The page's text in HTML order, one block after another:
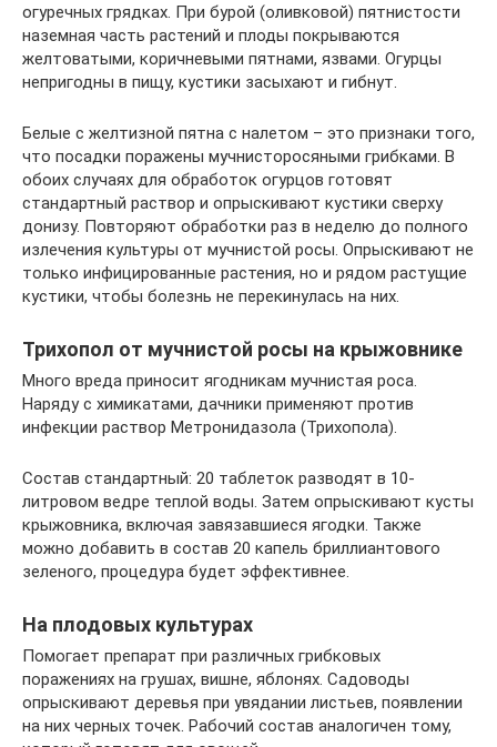
огуречных грядках. При бурой (оливковой) пятнистости
наземная часть растений и плоды покрываются
желтоватыми, коричневыми пятнами, язвами. Огурцы
непригодны в пищу, кустики засыхают и гибнут.
Белые с желтизной пятна с налетом – это признаки того,
что посадки поражены мучнисторосяными грибками. В
обоих случаях для обработок огурцов готовят
стандартный раствор и опрыскивают кустики сверху
донизу. Повторяют обработки раз в неделю до полного
излечения культуры от мучнистой росы. Опрыскивают не
только инфицированные растения, но и рядом растущие
кустики, чтобы болезнь не перекинулась на них.
Трихопол от мучнистой росы на крыжовнике
Много вреда приносит ягодникам мучнистая роса.
Наряду с химикатами, дачники применяют против
инфекции раствор Метронидазола (Трихопола).
Состав стандартный: 20 таблеток разводят в 10-
литровом ведре теплой воды. Затем опрыскивают кусты
крыжовника, включая завязавшиеся ягодки. Также
можно добавить в состав 20 капель бриллиантового
зеленого, процедура будет эффективнее.
На плодовых культурах
Помогает препарат при различных грибковых
поражениях на грушах, вишне, яблонях. Садоводы
опрыскивают деревья при увядании листьев, появлении
на них черных точек. Рабочий состав аналогичен тому,